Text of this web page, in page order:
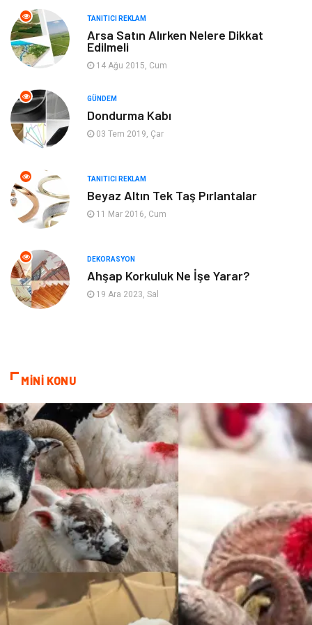
Organizasyon Turizm
Tekstil Tatil
Hediyelik Eşya
Mobilya
Nakliyat Telekomünikasyon
Maden ve Metal
Plastik
Pazarlama Gençlik
Kiralama Servisleri
Kültür
TANITICI REKLAM
Arsa Satın Alırken Nelere Dikkat
Edilmeli
14 Ağu 2015, Cum
GÜNDEM
Dondurma Kabı
03 Tem 2019, Çar
TANITICI REKLAM
Beyaz Altın Tek Taş Pırlantalar
11 Mar 2016, Cum
DEKORASYON
Ahşap Korkuluk Ne İşe Yarar?
19 Ara 2023, Sal
MİNİ KONU